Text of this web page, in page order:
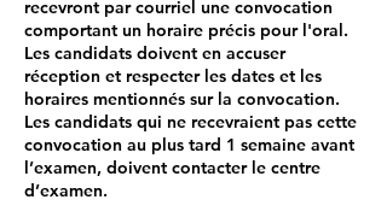
recevront par courriel une convocation
comportant un horaire précis pour l'oral.
Les candidats doivent en accuser
réception et respecter les dates et les
horaires mentionnés sur la convocation.
Les candidats qui ne recevraient pas cette
convocation au plus tard 1 semaine avant
l’examen, doivent contacter le centre
d’examen.